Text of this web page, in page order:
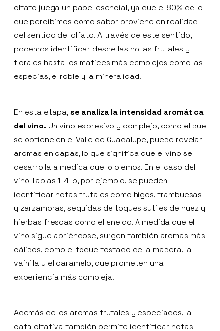
olfato juega un papel esencial, ya que el 80% de lo
que percibimos como sabor proviene en realidad
del sentido del olfato. A través de este sentido,
podemos identificar desde las notas frutales y
florales hasta los matices más complejos como las
especias, el roble y la mineralidad.
En esta etapa,se analiza la intensidad aromática
del vino. Un vino expresivo y complejo, como el que
se obtiene en el Valle de Guadalupe, puede revelar
aromas en capas, lo que significa que el vino se
desarrolla a medida que lo olemos. En el caso del
vino Tablas 1-4-5, por ejemplo, se pueden
identificar notas frutales como higos, frambuesas
y zarzamoras, seguidas de toques sutiles de nuez y
hierbas frescas como el eneldo. A medida que el
vino sigue abriéndose, surgen también aromas más
cálidos, como el toque tostado de la madera, la
vainilla y el caramelo, que prometen una
experiencia más compleja.
Además de los aromas frutales y especiados, la
cata olfativa también permite identificar notas